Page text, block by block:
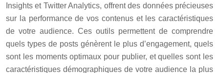
Insights et Twitter Analytics, offrent des données précieuses
sur la performance de vos contenus et les caractéristiques
de votre audience. Ces outils permettent de comprendre
quels types de posts génèrent le plus d’engagement, quels
sont les moments optimaux pour publier, et quelles sont les
caractéristiques démographiques de votre audience la plus